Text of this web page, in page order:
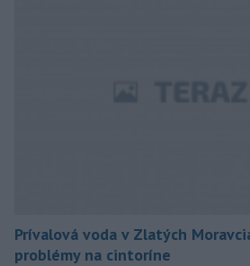
Prívalová voda v Zlatých
problémy na cintoríne